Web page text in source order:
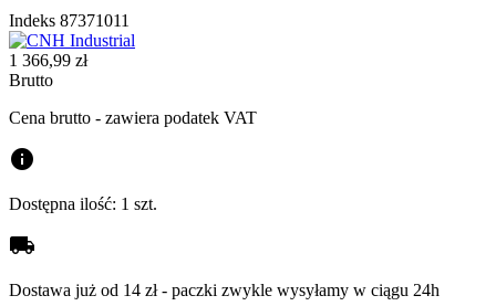
Indeks 87371011
1 366,99 zł
Brutto
Cena brutto - zawiera podatek VAT
info
Dostępna ilość: 1 szt.
local_shipping
Dostawa już od 14 zł - paczki zwykle wysyłamy w ciągu 24h